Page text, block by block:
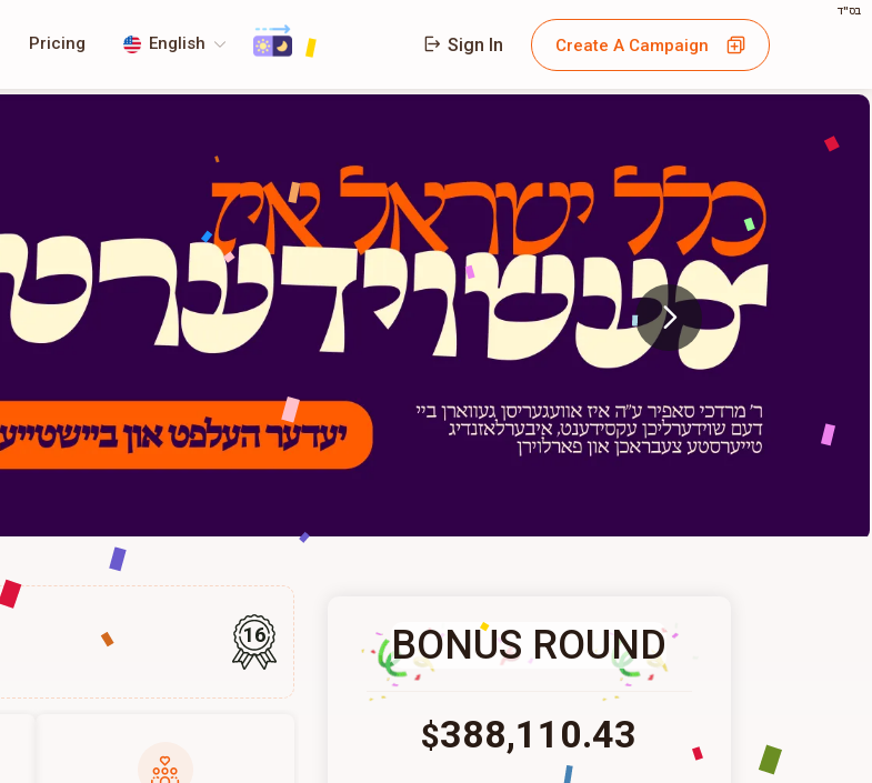
בס"ד
Pricing English Sign In Create A Campaign
16 BONUS ROUND
$388,110.43